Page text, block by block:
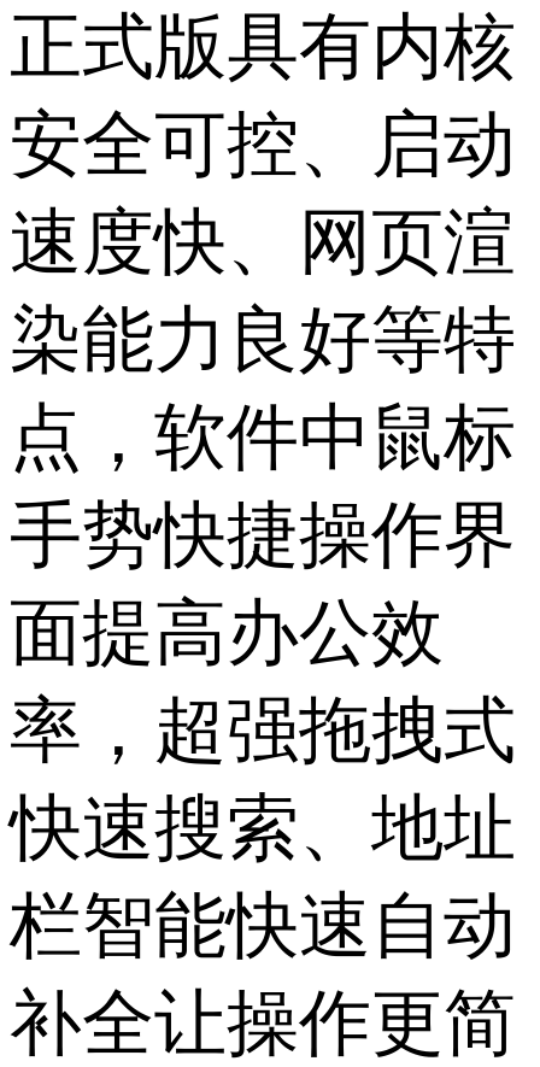
正式版具有内核
安全可控、启动
速度快、网页渲
染能力良好等特
点，软件中鼠标
手势快捷操作界
面提高办公效
率，超强拖拽式
快速搜索、地址
栏智能快速自动
补全让操作更简